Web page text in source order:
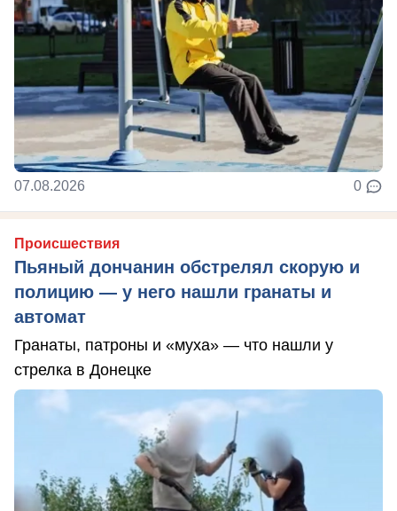
07.08.2026 0
Происшествия
Пьяный дончанин обстрелял скорую и
полицию — у него нашли гранаты и
автомат
Гранаты, патроны и «муха» — что нашли у
стрелка в Донецке